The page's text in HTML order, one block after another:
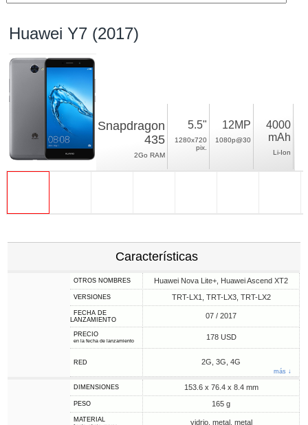
Huawei Y7 (2017)
Snapdragon
435
2Go RAM
5.5"
1280x720
pix.
12MP
1080p@30
4000
mAh
Li-Ion
Características
OTROS NOMBRES Huawei Nova Lite+, Huawei Ascend XT2
VERSIONES TRT-LX1, TRT-LX3, TRT-LX2
FECHA DE
LANZAMIENTO
07 / 2017
PRECIO
en la fecha de lanzamiento 178 USD
RED 2G, 3G, 4G
más ↓
DIMENSIONES 153.6 x 76.4 x 8.4 mm
PESO 165 g
MATERIAL vidrio, metal, metal